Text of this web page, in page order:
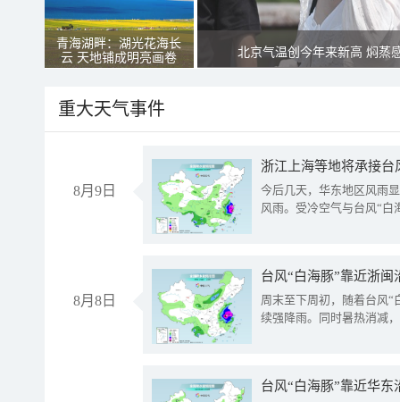
青海湖畔：湖光花海长
云 天地铺成明亮画卷
北京气温创今年来新高 焖蒸
重大天气事件
8月9日
浙江上海等地将承接台
今后几天，华东地区风雨
风雨。受冷空气与台风“白
8月8日
台风“白海豚”靠近浙
周末至下周初，随着台风“
续强降雨。同时暑热消减
台风“白海豚”靠近华